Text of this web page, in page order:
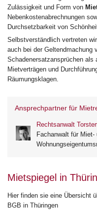
Zulässigkeit und Form von
Nebenkostenabrechnungen
Durchsetzbarkeit von
Selbstverständlich vertreten
auch bei der Geltendmachung
Schadenersatzansprüchen als
Mietverträgen und
Räumungsklagen.
Ansprechpartner für
Rechtsanwalt
Fachanwalt für Miet-
Mietspiegel in
Hier finden sie eine Übersicht
BGB in Thüringen